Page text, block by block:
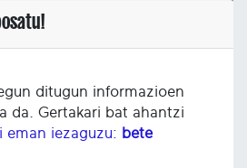
ditugun informazioen
da. Gertakari bat ahantzi
eman iezaguzu: bete